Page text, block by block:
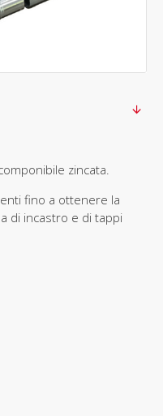
zincata.
fino a ottenere la
di incastro e di tappi